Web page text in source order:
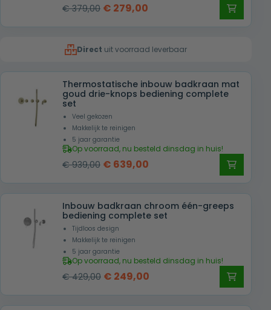
€379,00 Oorspronkelijke
€ 379,00.
€ 279,00
€ 279,00.
Direct uit voorraad leverbaar
Thermostatische inbouw badkraan mat
goud drie-knops bediening complete
set
Veel gekozen
Makkelijk te reinigen
5 jaar garantie
Op voorraad, nu besteld dinsdag in huis!
€939,00 Oorspronkelijke
was:
€ 939,00.
€ 639,00
is:
€ 639,00.
Inbouw badkraan chroom één-greeps
bediening complete set
Tijdloos design
Makkelijk te reinigen
5 jaar garantie
Op voorraad, nu besteld dinsdag in huis!
€429,00 Oorspronkelijke
was:
€ 249,00
is: